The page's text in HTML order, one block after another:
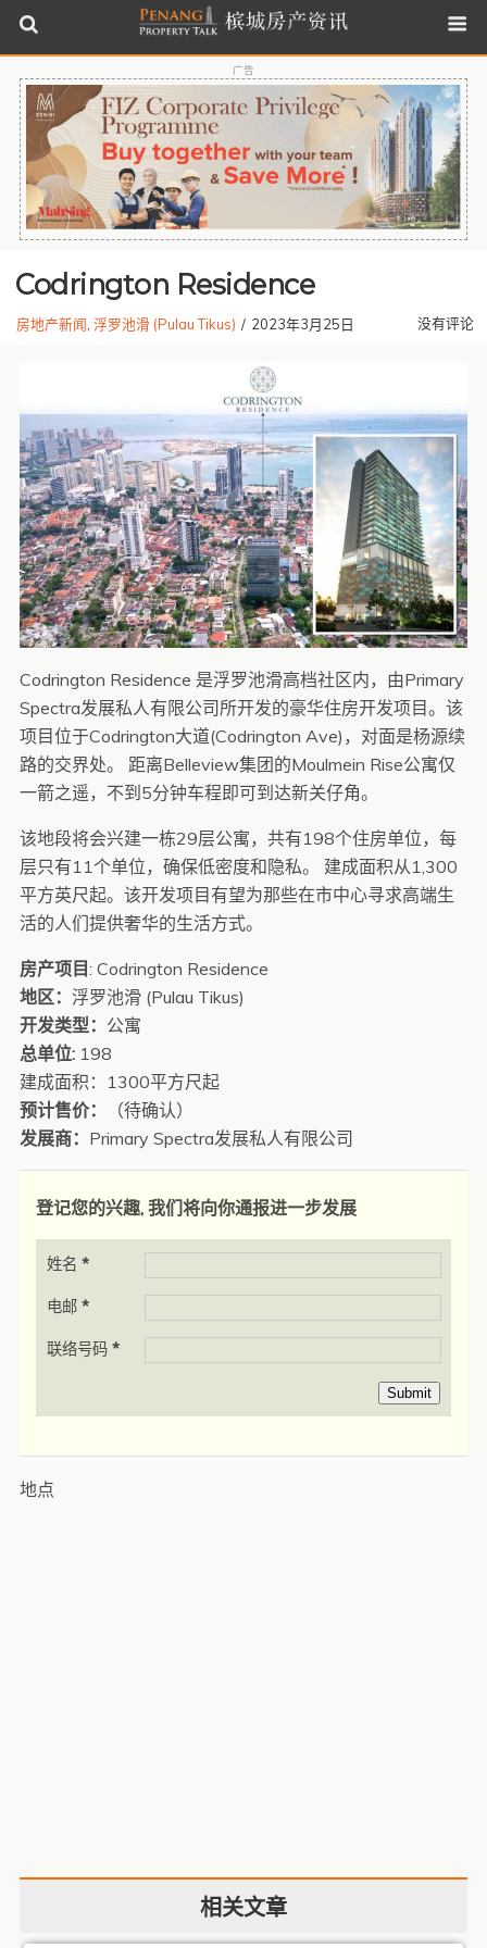
广告
Codrington Residence
房地产新闻,浮罗池滑 (Pulau Tikus) / 2023年3月25日 没有评论
Codrington Residence 是浮罗池滑高档社区内，由Primary
Spectra发展私人有限公司所开发的豪华住房开发项目。该
项目位于Codrington大道(Codrington Ave)，对面是杨源续
路的交界处。 距离Belleview集团的Moulmein Rise公寓仅
一箭之遥，不到5分钟车程即可到达新关仔角。
该地段将会兴建一栋29层公寓，共有198个住房单位，每
层只有11个单位，确保低密度和隐私。 建成面积从1,300
平方英尺起。该开发项目有望为那些在市中心寻求高端生
活的人们提供奢华的生活方式。
房产项目: Codrington Residence
地区： 浮罗池滑 (Pulau Tikus)
开发类型： 公寓
总单位:198
建成面积：1300平方尺起
预计售价：
（待确认）
发展商： Primary Spectra发展私人有限公司
登记您的兴趣, 我们将向你通报进一步发展
姓名 *
电邮 *
联络号码 *
Submit
地点
相关文章